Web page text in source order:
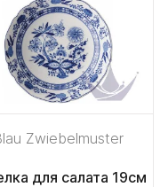
Zwiebelmuster
для салата 19см